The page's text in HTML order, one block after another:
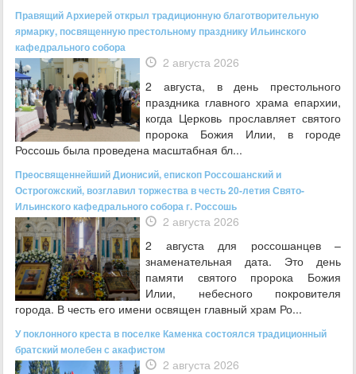
Правящий Архиерей открыл традиционную благотворительную
ярмарку, посвященную престольному празднику Ильинского
кафедрального собора
2 августа 2026
2 августа, в день престольного
праздника главного храма епархии,
когда Церковь прославляет святого
пророка Божия Илии, в городе
Россошь была проведена масштабная бл...
Преосвященнейший Дионисий, епископ Россошанский и
Острогожский, возглавил торжества в честь 20-летия Свято-
Ильинского кафедрального собора г. Россошь
2 августа 2026
2 августа для россошанцев –
знаменательная дата. Это день
памяти святого пророка Божия
Илии, небесного покровителя
города. В честь его имени освящен главный храм Ро...
У поклонного креста в поселке Каменка состоялся традиционный
братский молебен с акафистом
2 августа 2026